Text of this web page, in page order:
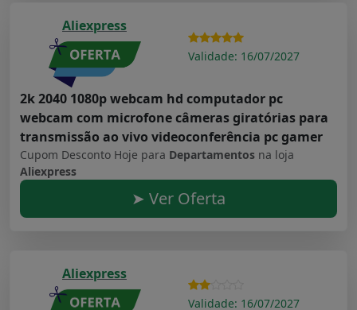
Aliexpress
Validade: 16/07/2027
2k 2040 1080p webcam hd computador pc
webcam com microfone câmeras giratórias para
transmissão ao vivo videoconferência pc gamer
Cupom Desconto Hoje para Departamentos na loja
Aliexpress
➤ Ver Oferta
Aliexpress
Validade: 16/07/2027